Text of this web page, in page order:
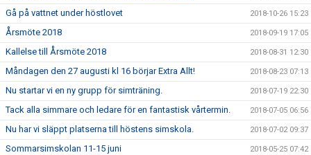
Gå på vattnet under höstlovet 2018-10-26 15:23
Årsmöte 2018 2018-09-19 17:05
Kallelse till Årsmöte 2018 2018-08-31 12:30
Måndagen den 27 augusti kl 16 börjar Extra Allt! 2018-08-23 07:13
Nu startar vi en ny grupp för simträning. 2018-07-19 22:30
Tack alla simmare och ledare för en fantastisk vårtermin. 2018-07-05 06:56
Nu har vi släppt platserna till höstens simskola. 2018-07-02 09:37
Sommarsimskolan 11-15 juni 2018-05-25 07:42